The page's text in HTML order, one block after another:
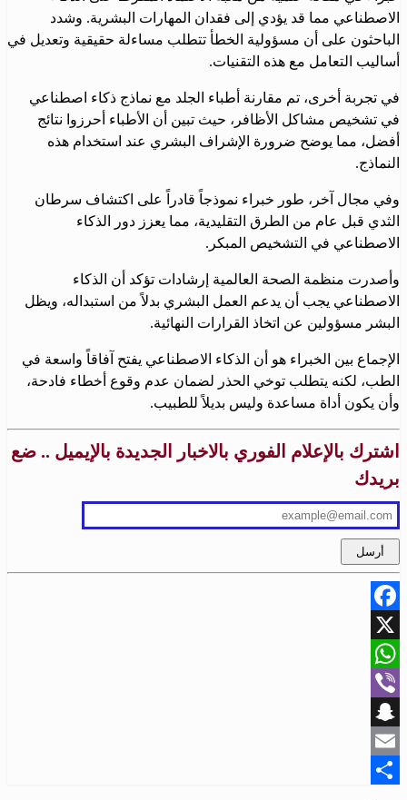
الاصطناعي مما قد يؤدي إلى فقدان المهارات البشرية. وشدد
الباحثون على أن مسؤولية الخطأ تتطلب مساءلة حقيقية وتعديل في
أساليب التعامل مع هذه التقنيات.
في تجربة أخرى، تم مقارنة أطباء الجلد مع نماذج ذكاء اصطناعي
في تشخيص مشاكل الأظافر، حيث تبين أن الأطباء أحرزوا نتائج
أفضل، مما يوضح ضرورة الإشراف البشري عند استخدام هذه
النماذج.
وفي مجال آخر، طور خبراء نموذجاً قادراً على اكتشاف سرطان
الثدي قبل عام من الطرق التقليدية، مما يعزز دور الذكاء
الاصطناعي في التشخيص المبكر.
وأصدرت منظمة الصحة العالمية إرشادات تؤكد أن الذكاء
الاصطناعي يجب أن يدعم العمل البشري بدلاً من استبداله، ويظل
البشر مسؤولين عن اتخاذ القرارات النهائية.
الإجماع بين الخبراء هو أن الذكاء الاصطناعي يفتح آفاقاً واسعة في
الطب، لكنه يتطلب توخي الحذر لضمان عدم وقوع أخطاء فادحة،
وأن يكون أداة مساعدة وليس بديلاً للطبيب.
اشترك بالإعلام الفوري بالاخبار الجديدة بالإيميل .. ضع
بريدك
Facebook
X
WhatsApp
Viber
Snapchat
Email